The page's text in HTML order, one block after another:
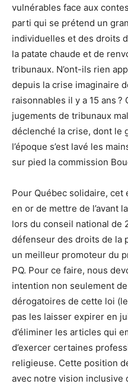
vulnérables face aux
parti qui se prétend un
individuelles et des droits
la patate chaude et de
tribunaux. N’ont-ils rien
depuis la crise imaginaire
raisonnables il y a 15 ans
jugements de tribunaux
déclenché la crise, dont le
l’époque s’est lavé les
sur pied la commission
Pour Québec solidaire,
en or de mettre de l’avant
lors du conseil national de
défenseur des droits de la
un meilleur promoteur du
PQ. Pour ce faire, nous
intention non seulement
dérogatoires de cette loi
pas les laisser expirer en
d’éliminer les articles qui
d’exercer certaines
religieuse. Cette position
avec notre vision inclusive